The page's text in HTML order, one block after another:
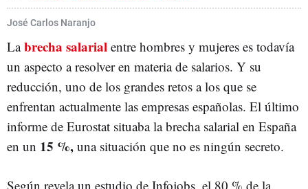
José Carlos Naranjo
Labrecha salarial entre hombres y mujeres es todavía
un aspecto a resolver en materia de salarios. Y su
reducción, uno de los grandes retos a los que se
enfrentan actualmente las empresas españolas. El último
informe de Eurostat situaba la brecha salarial en España
en un 15 %, una situación que no es ningún secreto.
Según revela un estudio de Infojobs, el 80 % de la